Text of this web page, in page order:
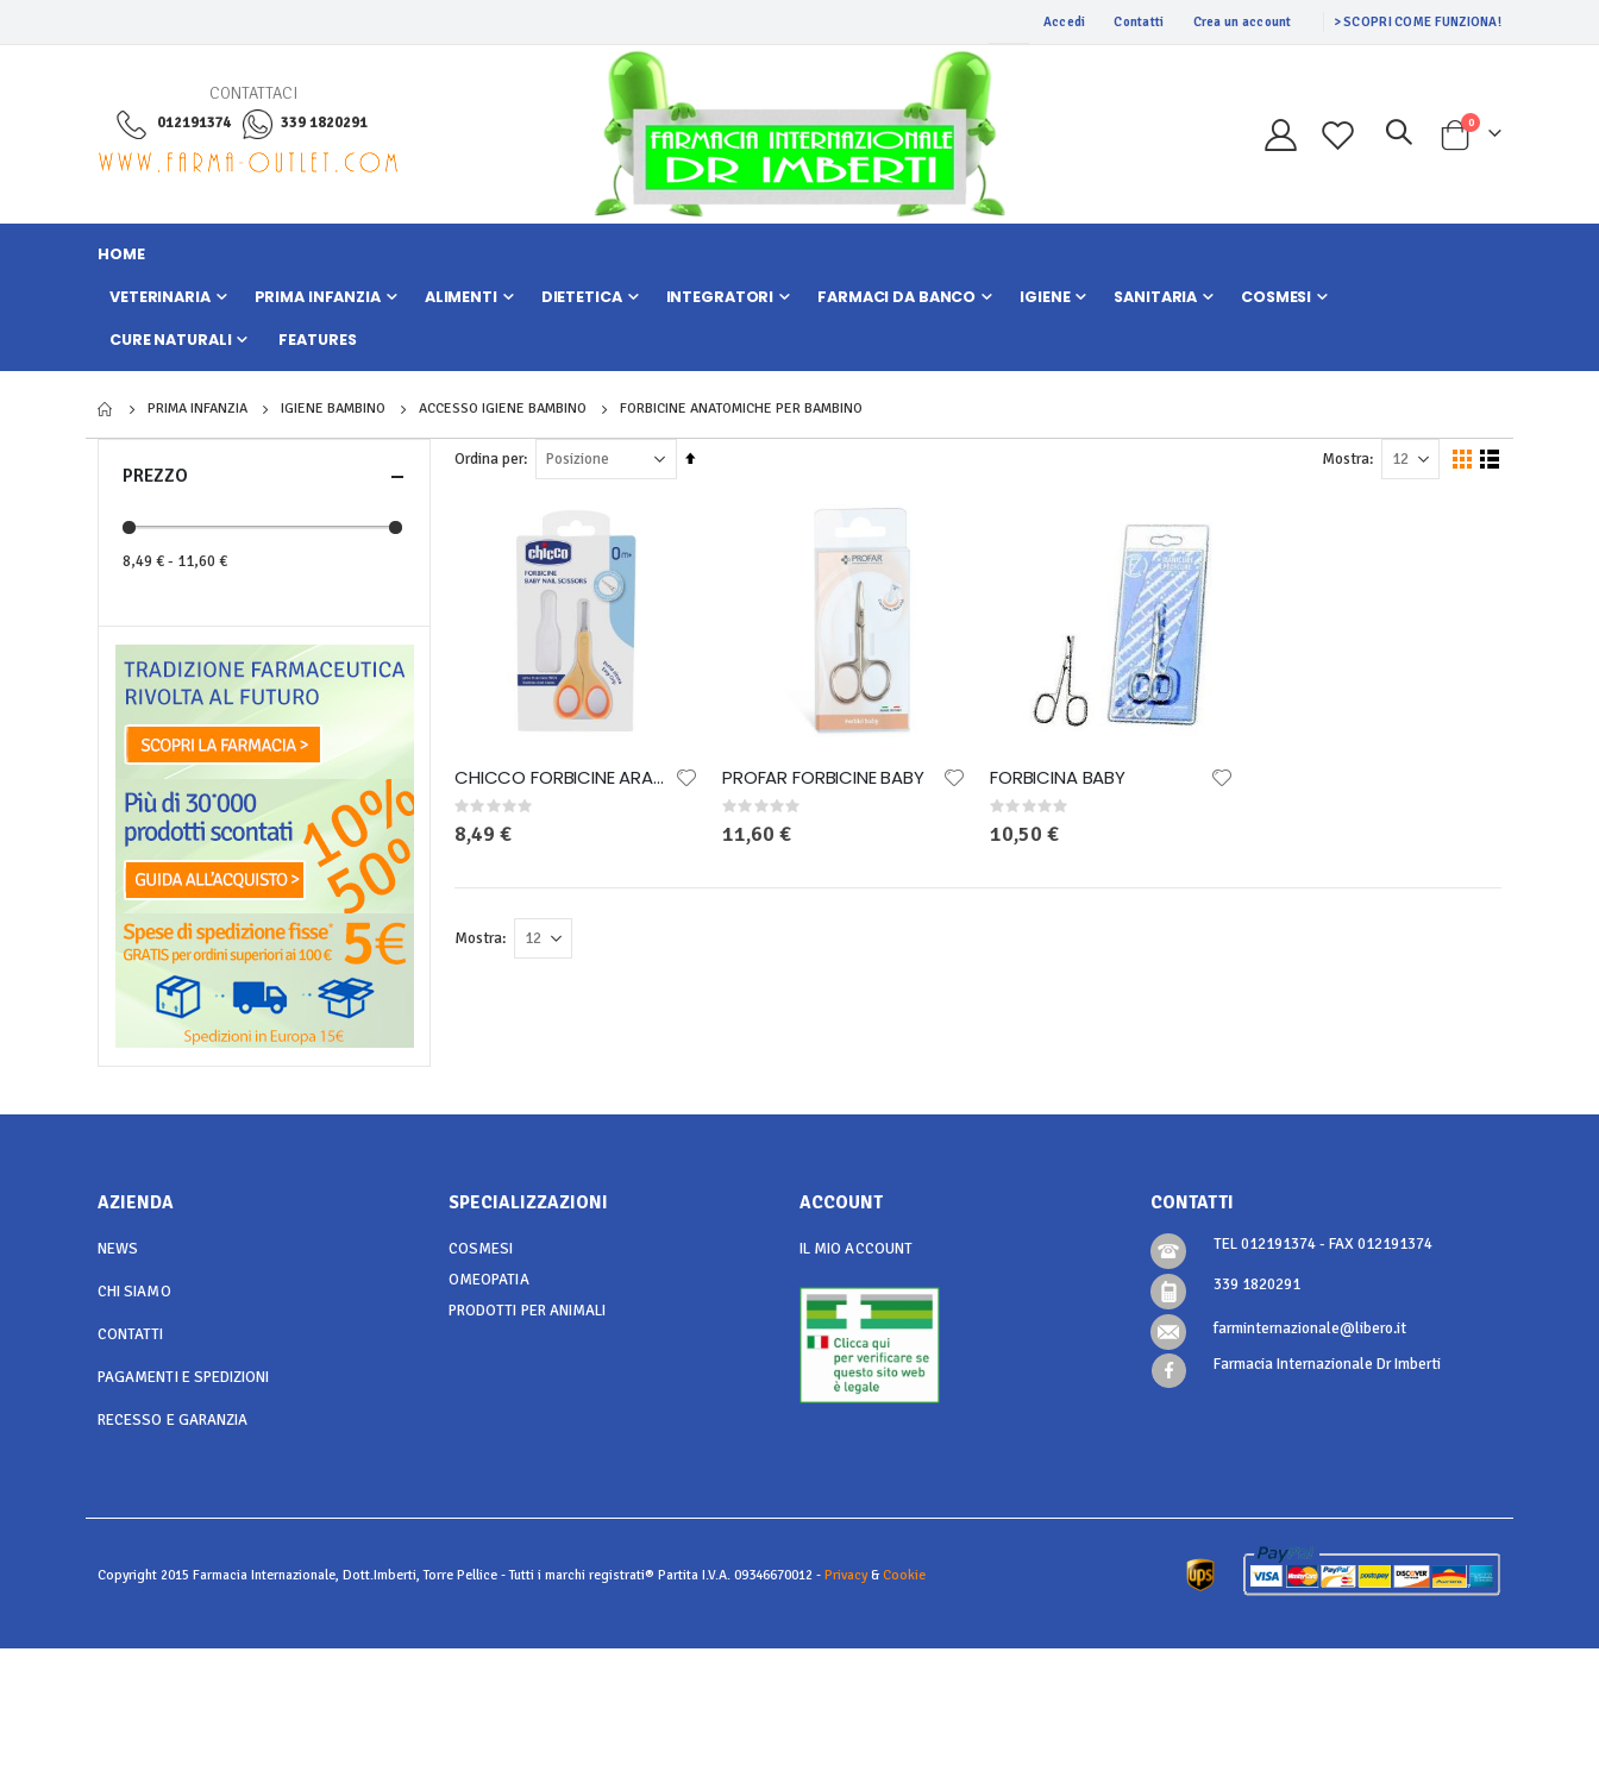
Accedi Contatti Crea un account > SCOPRI COME FUNZIONA!
CONTATTACI
012191374 339 1820291
Cart
0Prodotti
HOME
VETERINARIA PRIMA INFANZIA ALIMENTI DIETETICA INTEGRATORI FARMACI DA BANCO IGIENE SANITARIA COSMESI
CURE NATURALI FEATURES
PRIMA INFANZIA IGIENE BAMBINO ACCESSO IGIENE BAMBINO FORBICINE ANATOMICHE PER BAMBINO
Ordina per
Imposta
Mostra
Mostra
Griglia
Lista
CHICCO FORBICINE ARANCIO
Rating:
0%
8,49 €
PROFAR FORBICINE BABY
Rating:
0%
11,60 €
FORBICINA BABY
Rating:
0%
10,50 €
Mostra
PREZZO
8,49 € - 11,60 €
AZIENDA
NEWS
CHI SIAMO
CONTATTI
PAGAMENTI E SPEDIZIONI
RECESSO E GARANZIA
SPECIALIZZAZIONI
COSMESI
OMEOPATIA
PRODOTTI PER ANIMALI
ACCOUNT
IL MIO ACCOUNT
CONTATTI
TEL 012191374 - FAX 012191374
339 1820291
farminternazionale@libero.it
Farmacia Internazionale Dr Imberti
Copyright 2015 Farmacia Internazionale, Dott.Imberti, Torre Pellice - Tutti i marchi registrati® Partita I.V.A. 09346670012 - Privacy&Cookie